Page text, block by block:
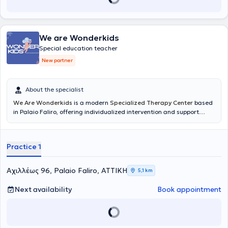
and is a member of the Association of Speech-Language
Pathologists and Speech Therapists of Greece.
We are Wonderkids
Special education teacher
New partner
About the specialist
We Are Wonderkids is a modern Specialized Therapy Center based
in Palaio Faliro, offering individualized intervention and support
founded on the belief that every child possesses unique potential,
empathy, and collaboration with the family. The goal is to create a
safe and supportive environment where each child can develop at
their own pace and build the foundation for a balanced and
creative trajectory.
Practice 1
Αχιλλέως 96, Palaio Faliro, ΑΤΤΙΚΗ 5,1 km
Next availability Book appointment